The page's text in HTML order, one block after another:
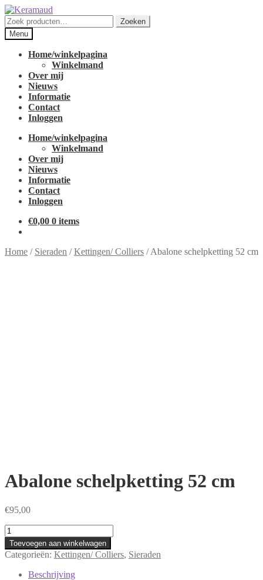
Ga
door
naar
navigatie
Ga
naar
de
inhoud
Zoeken
naar:
Zoeken
Menu
Home/winkelpagina
Winkelmand
Over mij
Nieuws
Informatie
Contact
Inloggen
Home/winkelpagina
Winkelmand
Over mij
Nieuws
Informatie
Contact
Inloggen
€0,00 0 items
Home / Sieraden /Kettingen/ Colliers /Abalone schelpketting 52 cm
Abalone schelpketting 52 cm
€95,00
Abalone
schelpketting
52
cm
aantal
Toevoegen aan winkelwagen
Categorieën: Kettingen/ Colliers, Sieraden
Beschrijving